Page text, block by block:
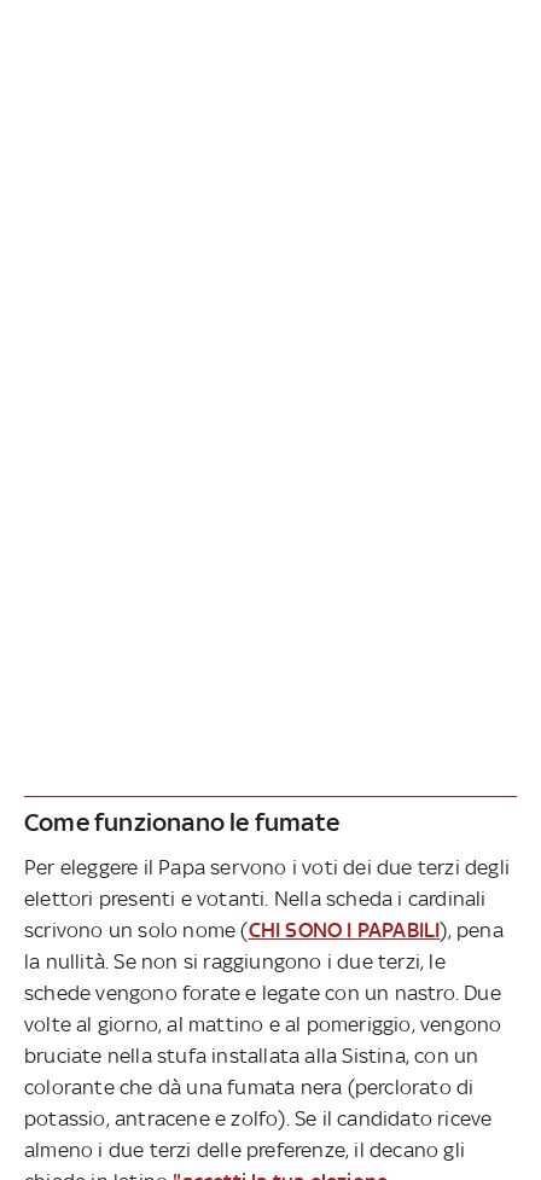
Come funzionano le fumate
Per eleggere il Papa servono i voti dei due terzi degli
elettori presenti e votanti. Nella scheda i cardinali
scrivono un solo nome (CHI SONO I PAPABILI), pena
la nullità. Se non si raggiungono i due terzi, le
schede vengono forate e legate con un nastro. Due
volte al giorno, al mattino e al pomeriggio, vengono
bruciate nella stufa installata alla Sistina, con un
colorante che dà una fumata nera (perclorato di
potassio, antracene e zolfo). Se il candidato riceve
almeno i due terzi delle preferenze, il decano gli